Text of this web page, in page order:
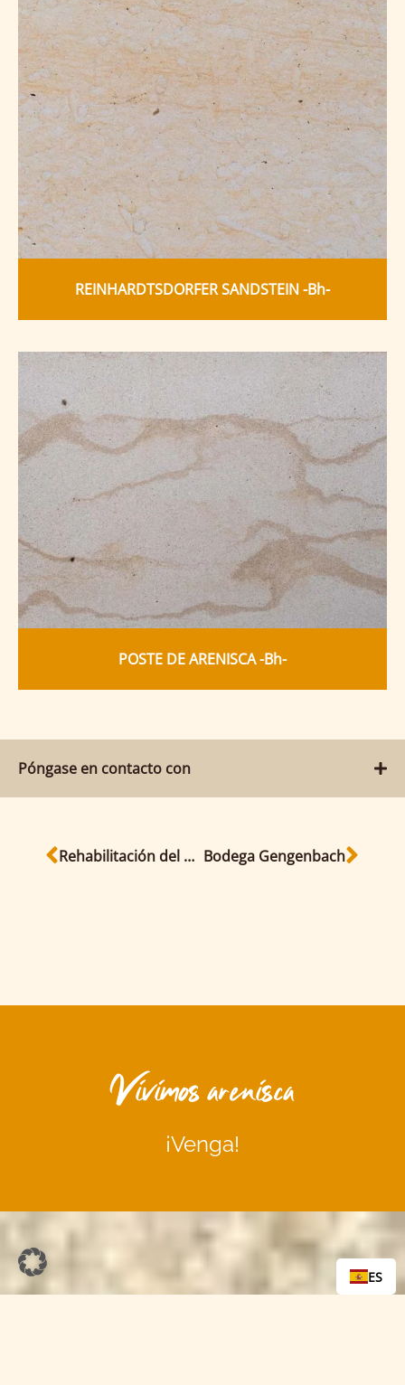
REINHARDTSDORFER SANDSTEIN -Bh-
POSTE DE ARENISCA -Bh-
Póngase en contacto con
Rehabilitación del puente Augustus de Dresde Bodega Gengenbach
Vivimos arenisca
¡Venga!
ES